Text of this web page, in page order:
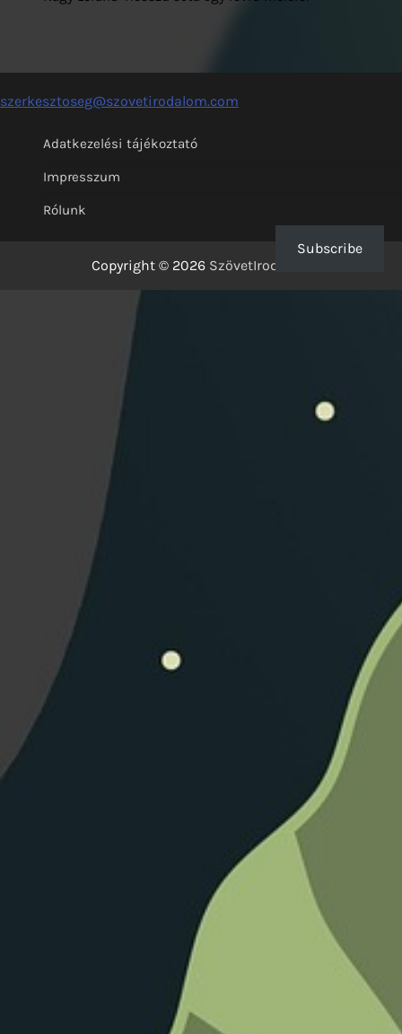
szerkesztoseg@szovetirodalom.com
Adatkezelési tájékoztató
Impresszum
Rólunk
Copyright © 2026 SzövetIrodalom
Subscribe